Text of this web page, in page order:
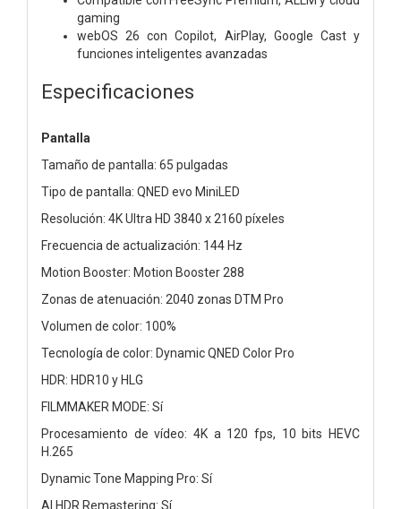
gaming
webOS 26 con Copilot, AirPlay, Google Cast y
funciones inteligentes avanzadas
Especificaciones
Pantalla
Tamaño de pantalla: 65 pulgadas
Tipo de pantalla: QNED evo MiniLED
Resolución: 4K Ultra HD 3840 x 2160 píxeles
Frecuencia de actualización: 144 Hz
Motion Booster: Motion Booster 288
Zonas de atenuación: 2040 zonas DTM Pro
Volumen de color: 100%
Tecnología de color: Dynamic QNED Color Pro
HDR: HDR10 y HLG
FILMMAKER MODE: Sí
Procesamiento de vídeo: 4K a 120 fps, 10 bits HEVC
H.265
Dynamic Tone Mapping Pro: Sí
AI HDR Remastering: Sí